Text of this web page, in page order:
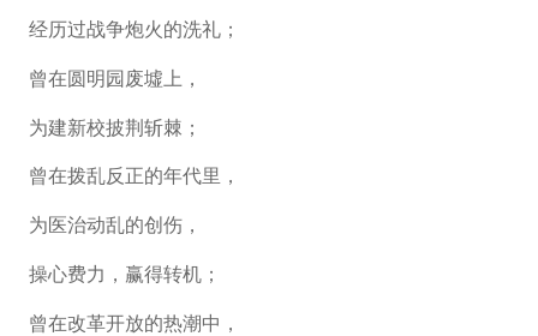
经历过战争炮火的洗礼；
曾在圆明园废墟上，
为建新校披荆斩棘；
曾在拨乱反正的年代里，
为医治动乱的创伤，
操心费力，赢得转机；
曾在改革开放的热潮中，